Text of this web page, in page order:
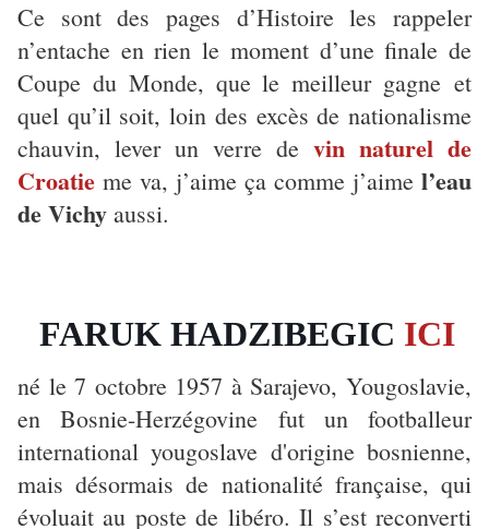
Ce sont des pages d’Histoire les rappeler
n’entache en rien le moment d’une finale de
Coupe du Monde, que le meilleur gagne et
quel qu’il soit, loin des excès de nationalisme
chauvin, lever un verre de vin naturel de
Croatie me va, j’aime ça comme j’aime l’eau
de Vichy aussi.
FARUK HADZIBEGIC ICI
né le 7 octobre 1957 à Sarajevo, Yougoslavie,
en Bosnie-Herzégovine fut un footballeur
international yougoslave d'origine bosnienne,
mais désormais de nationalité française, qui
évoluait au poste de libéro. Il s’est reconverti